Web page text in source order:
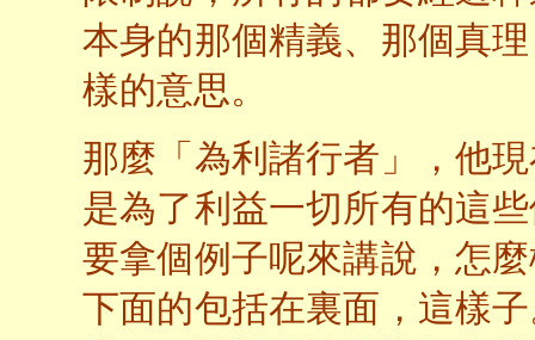
本身的那個精義、那個真
樣的意思。
那麼「為利諸行者」，他
是為了利益一切所有的這
要拿個例子呢來講說，怎
下面的包括在裏面，這樣